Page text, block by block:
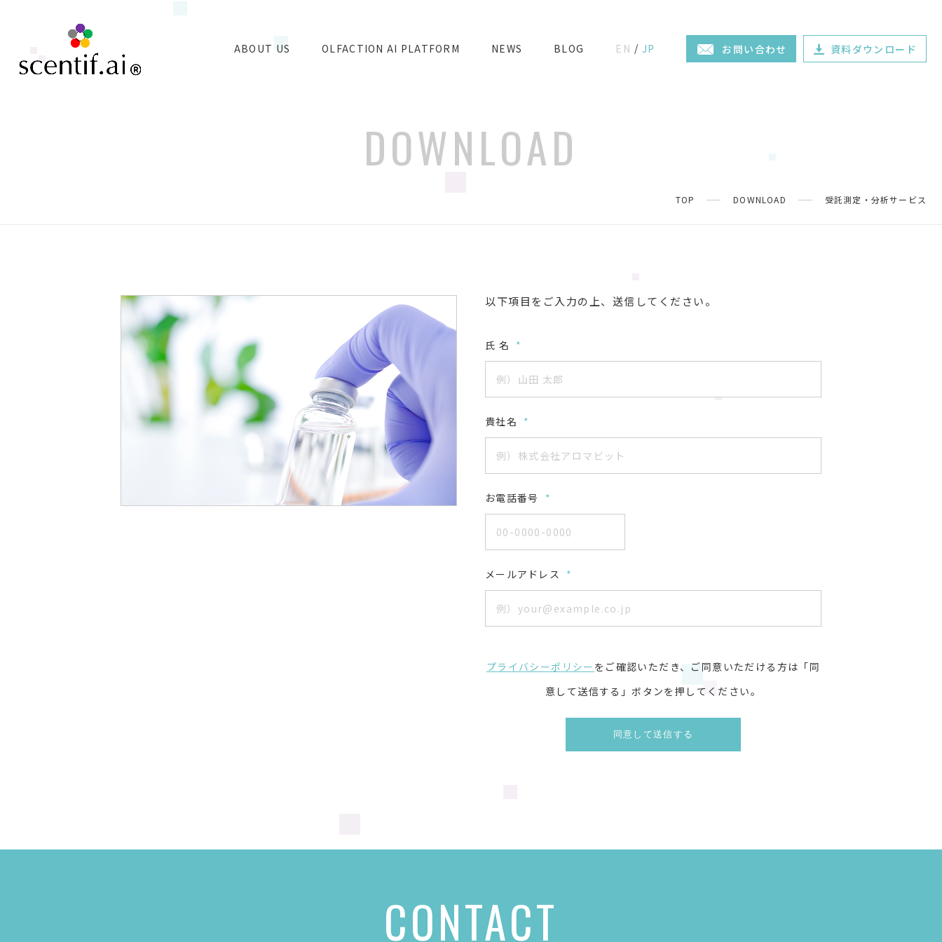
ABOUT US OLFACTION AI PLATFORM NEWS BLOG EN JP お問い合わせ 資料ダウンロード
DOWNLOAD
TOP DOWNLOAD 受託測定・分析サービス
以下項目をご入力の上、送信してください。
氏 名 *
貴社名 *
お電話番号 *
メールアドレス *
プライバシーポリシー をご確認いただき、ご同意いただける方は「同
意して送信する」ボタンを押してください。
CONTACT